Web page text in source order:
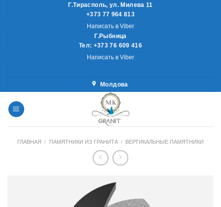
Г.Тирасполь, ул. Милева 11
+373 77 964 813
Написать в Viber
Г.Рыбница
Тел: +373 76 609 416
Написать в Viber
Молдова
ГЛАВНАЯ / ПАМЯТНИКИ ИЗ ГРАНИТА / ВЕРТИКАЛЬНЫЕ ПАМЯТНИКИ